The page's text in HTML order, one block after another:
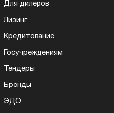
Для дилеров
Лизинг
Кредитование
Госучреждениям
Тендеры
Бренды
ЭДО